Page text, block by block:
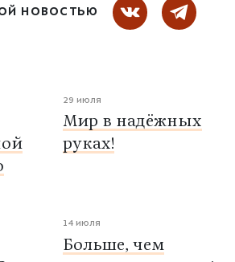
НОВОСТЬЮ
29 июля
Мир в надёжных
руках!
14 июля
Больше, чем